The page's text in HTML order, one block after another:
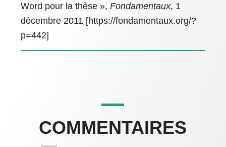
Word pour la thèse »,Fondamentaux, 1
décembre 2011 [https://fondamentaux.org/?
p=442]
COMMENTAIRES